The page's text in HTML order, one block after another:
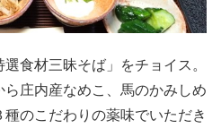
食材三昧そば」をチョイス。
ら庄内産なめこ、馬のかみしめ
のこだわりの薬味でいただき